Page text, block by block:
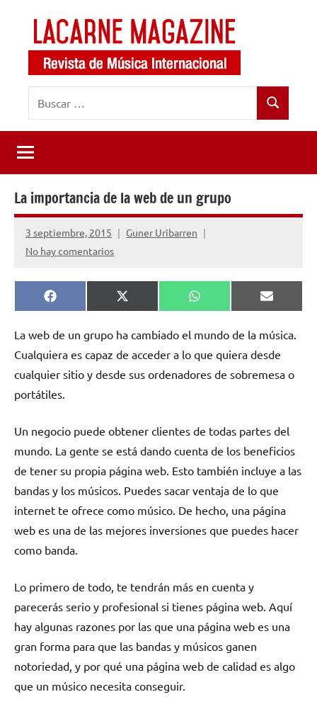
contenido
LaCarne
Magazine
de
música
internacional
Buscar
La importancia de la web de un grupo
3 septiembre, 2015
Guner Uribarren
No hay comentarios
Compartir
en
Facebook
Compartir
en
X
(Twitter)
Compartir
en
WhatsApp
en
Email
La web de un grupo ha cambiado el mundo de la música.
Cualquiera es capaz de acceder a lo que quiera desde
cualquier sitio y desde sus ordenadores de sobremesa o
portátiles.
Un negocio puede obtener clientes de todas partes del
mundo. La gente se está dando cuenta de los beneficios
de tener su propia página web. Esto también incluye a las
bandas y los músicos. Puedes sacar ventaja de lo que
internet te ofrece como músico. De hecho, una página
web es una de las mejores inversiones que puedes hacer
como banda.
Lo primero de todo, te tendrán más en cuenta y
parecerás serio y profesional si tienes página web. Aquí
hay algunas razones por las que una página web es una
gran forma para que las bandas y músicos ganen
notoriedad, y por qué una página web de calidad es algo
que un músico necesita conseguir.